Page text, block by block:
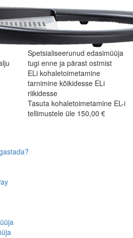
Spetsialiseerunud edasimüüja
tugi enne ja pärast ostmist
ELi kohaletoimetamine
tarnimine kõikidesse ELi
riikidesse
Tasuta kohaletoimetamine EL-i
tellimustele üle 150,00 €